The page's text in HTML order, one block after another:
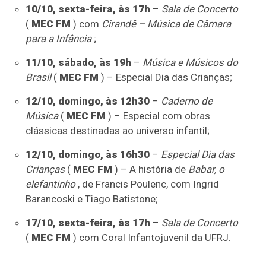
10/10, sexta-feira, às 17h – Sala de Concerto
( MEC FM ) com Cirandê – Música de Câmara
para a Infância;
11/10, sábado, às 19h – Música e Músicos do
Brasil( MEC FM ) – Especial Dia das Crianças;
12/10, domingo, às 12h30– Caderno de
Música( MEC FM ) – Especial com obras
clássicas destinadas ao universo infantil;
12/10, domingo, às 16h30– Especial Dia das
Crianças( MEC FM ) – A história de Babar, o
elefantinho, de Francis Poulenc, com Ingrid
Barancoski e Tiago Batistone;
17/10, sexta-feira, às 17h – Sala de Concerto
( MEC FM ) com Coral Infantojuvenil da UFRJ.